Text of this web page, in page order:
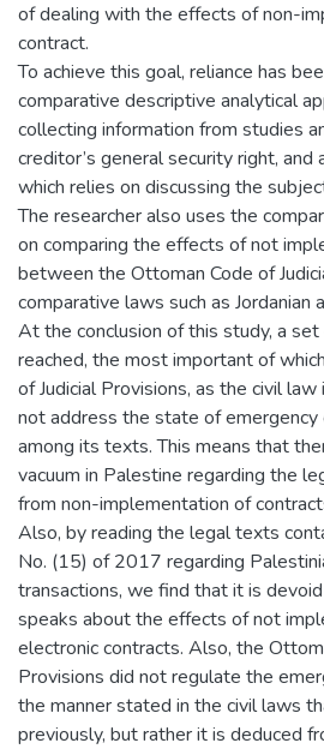
of dealing with the effects of non-
contract.
To achieve this goal, reliance has
comparative descriptive analytical
collecting information from studies
creditor’s general security right, and
which relies on discussing the
The researcher also uses the
on comparing the effects of not
between the Ottoman Code of
comparative laws such as Jordanian
At the conclusion of this study, a
reached, the most important of
of Judicial Provisions, as the civil
not address the state of emergency
among its texts. This means that
vacuum in Palestine regarding the
from non-implementation of
Also, by reading the legal texts
No. (15) of 2017 regarding
transactions, we find that it is
speaks about the effects of not
electronic contracts. Also, the
Provisions did not regulate the
the manner stated in the civil laws
previously, but rather it is deduced